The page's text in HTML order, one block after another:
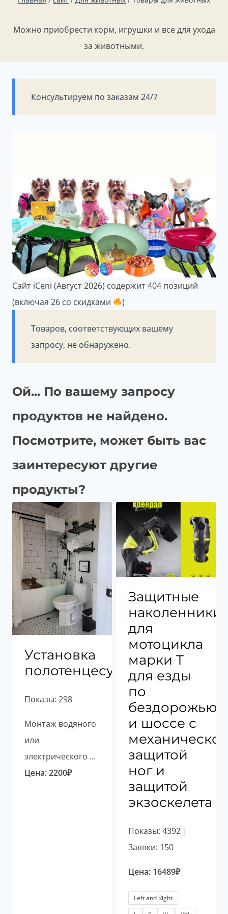
Можно приобрести корм, игрушки и все для ухода
за животными.
Консультируем по заказам 24/7
Сайт iCeni (Август 2026) содержит 404 позиций
(включая 26 со скидками
)
Товаров, соответствующих вашему
запросу, не обнаружено.
Ой... По вашему запросу
продуктов не найдено.
Посмотрите, может быть вас
заинтересуют другие
продукты?
Установка
полотенцесушителя
Показы: 298
Монтаж водяного
или
электрического ...
Цена:2200₽
Защитные
наколенники
для
мотоцикла
марки T
для езды
по
бездорожью
и шоссе с
защитой
ног и
защитой
экзоскелета
Показы: 4392 |
Заявки: 150
Цена: 16489₽
Left and Right